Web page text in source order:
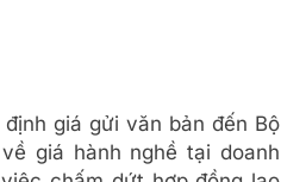
giá gửi văn bản đến Bộ
giá hành nghề tại doanh